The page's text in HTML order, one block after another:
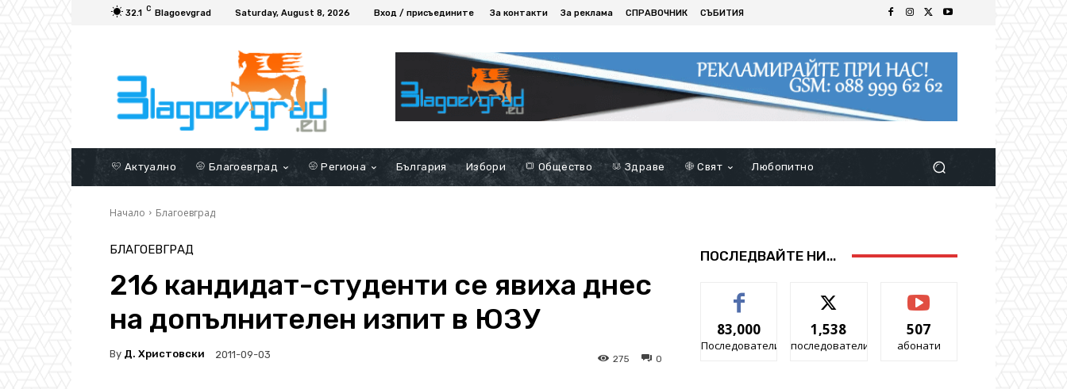
32.1 C Blagoevgrad Saturday, August 8, 2026 Вход / присъедините За контакти За реклама СПРАВОЧНИК СЪБИТИЯ
Актуално Благоевград Региона България Избори Общество Здраве Свят Любопитно
Начало Благоевград
БЛАГОЕВГРАД
216 кандидат-студенти се явиха днес
на допълнителен изпит в ЮЗУ
By Д. Христовски 2011-09-03 0
275
ПОСЛЕДВАЙТЕ НИ...
83,000
Последователи
1,538
последователи
507
абонати